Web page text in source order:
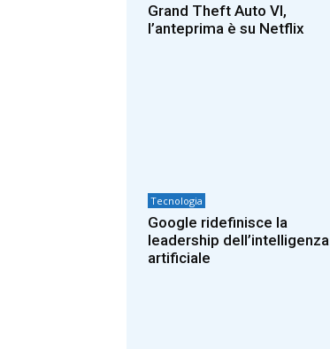
Grand Theft Auto VI,
l’anteprima è su Netflix
Tecnologia
Google ridefinisce la
leadership dell’intelligenza
artificiale